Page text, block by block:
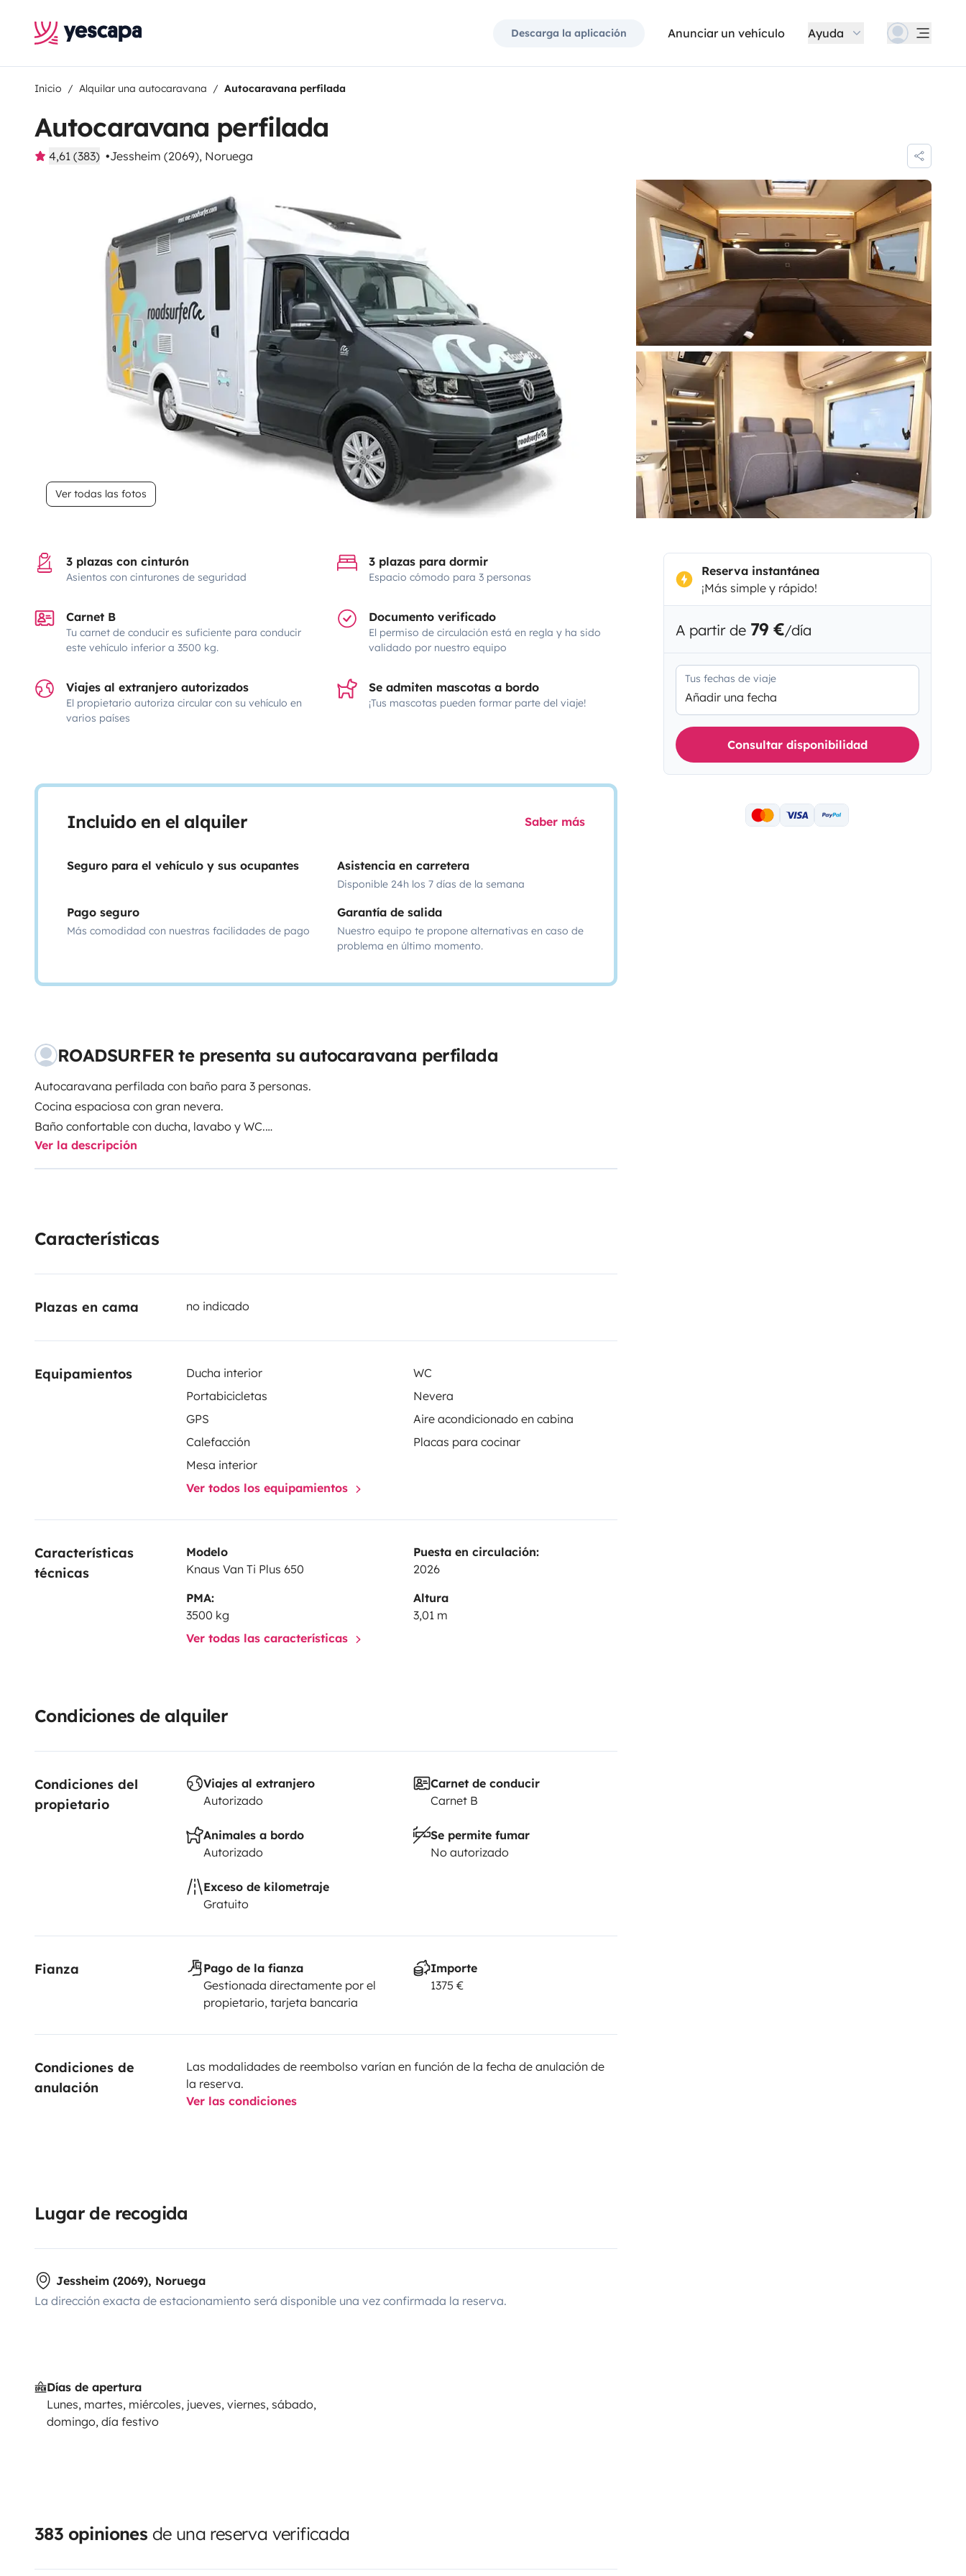
Descarga la aplicación Anunciar un vehículo Ayuda
Inicio Alquilar una autocaravana Autocaravana perfilada
Autocaravana perfilada
4,61 (383) Jessheim (2069), Noruega
Ver todas las fotos
3 plazas con cinturón
Asientos con cinturones de seguridad
3 plazas para dormir
Espacio cómodo para 3 personas
Carnet B
Tu carnet de conducir es suficiente para conducir
este vehículo inferior a 3500 kg.
Documento verificado
El permiso de circulación está en regla y ha sido
validado por nuestro equipo
Viajes al extranjero autorizados
El propietario autoriza circular con su vehículo en
varios países
Se admiten mascotas a bordo
¡Tus mascotas pueden formar parte del viaje!
Incluido en el alquiler Saber más
Seguro para el vehículo y sus ocupantes Asistencia en carretera
Disponible 24h los 7 días de la semana
Pago seguro
Más comodidad con nuestras facilidades de pago
Garantía de salida
Nuestro equipo te propone alternativas en caso de
problema en último momento.
ROADSURFER te presenta su autocaravana perfilada
Autocaravana perfilada con baño para 3 personas.
Cocina espaciosa con gran nevera.
Baño confortable con ducha, lavabo y WC.
Calefacción autónoma. 2+1 camas.
Más info y T&Cs: https://roadsurfer.com/wp-content/uploads/roadsurfer-RENT-
momento de la recogida del vehículo. El importe mostrado en euros es orientativo.
Ver la descripción
Características
Plazas en cama no indicado
Equipamientos Ducha interior
WC
Portabicicletas
Nevera
GPS
Aire acondicionado en cabina
Calefacción
Placas para cocinar
Mesa interior
Ver todos los equipamientos
Características
técnicas
Modelo
Knaus Van Ti Plus 650
Puesta en circulación:
2026
PMA:
3500 kg
Altura
3,01 m
Ver todas las características
Condiciones de alquiler
Condiciones del
propietario
Viajes al extranjero
Autorizado
Carnet de conducir
Carnet B
Animales a bordo
Autorizado
Se permite fumar
No autorizado
Exceso de kilometraje
Gratuito
Fianza
Pago de la fianza
Gestionada directamente por el
propietario, tarjeta bancaria
Importe
1375 €
Condiciones de
anulación
Las modalidades de reembolso varían en función de la fecha de anulación de
la reserva.
Ver las condiciones
Lugar de recogida
Jessheim (2069), Noruega
La dirección exacta de estacionamiento será disponible una vez confirmada la reserva.
Días de apertura
Lunes, martes, miércoles, jueves, viernes, sábado,
domingo, día festivo
383 opiniones de una reserva verificada
Reserva instantánea
¡Más simple y rápido!
A partir de 79 €/día
Tus fechas de viaje
Añadir una fecha
Consultar disponibilidad